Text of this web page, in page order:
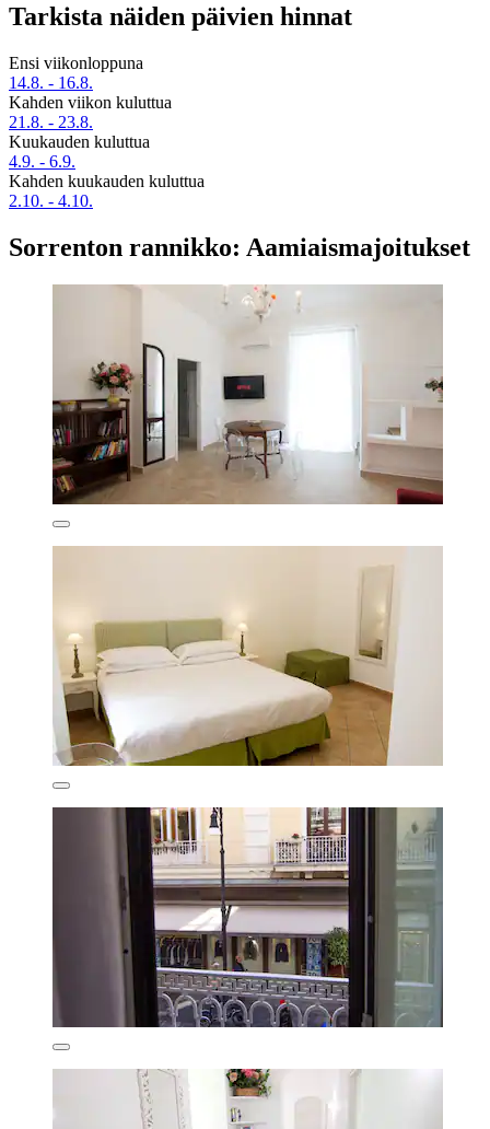
Tarkista näiden päivien hinnat
Ensi viikonloppuna
14.8. - 16.8.
Kahden viikon kuluttua
21.8. - 23.8.
Kuukauden kuluttua
4.9. - 6.9.
Kahden kuukauden kuluttua
2.10. - 4.10.
Sorrenton rannikko: Aamiaismajoitukset